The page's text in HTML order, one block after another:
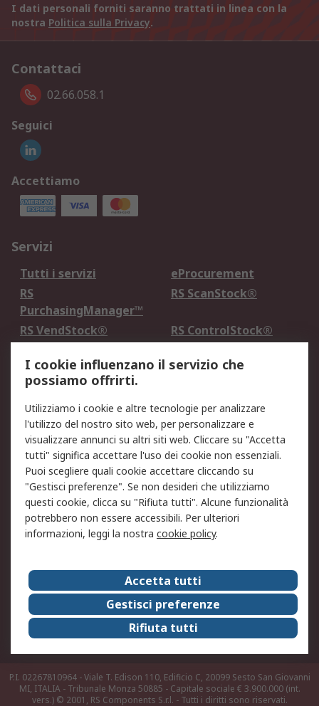
I dati personali forniti saranno trattati in linea con la
nostra Politica sulla Privacy.
Contattaci
02.66.058.1
Seguici
Accettiamo
Servizi
Tutti i servizi
eProcurement
RS
PurchasingManager™
RS ScanStock®
RS VendStock®
RS ControlStock®
Legale
Informativa Cookie
Informativa Privacy -
Aggiornata
Email Security
Termini d'uso
Condizioni di vendita
Condizioni generali di
servizio
Etica e responsabilità
Chi Siamo
Chi Siamo
Contattaci
Supporto
ESG
Carriere
RS Group
Press Centre
Discovery: il Blog di RS
P.I. 02267810964 - Viale T. Edison 110, Edificio C, 20099 Sesto San Giovanni
MI, ITALIA - Tribunale Monza 50885 - Capitale sociale € 3.900.000 (int.
vers.) © 2001, RS Components S.r.l. - Tutti i diritti sono riservati.
I cookie influenzano il servizio che
possiamo offrirti.
Utilizziamo i cookie e altre tecnologie per analizzare
l'utilizzo del nostro sito web, per personalizzare e
visualizzare annunci su altri siti web. Cliccare su "Accetta
tutti" significa accettare l'uso dei cookie non essenziali.
Puoi scegliere quali cookie accettare cliccando su
"Gestisci preferenze". Se non desideri che utilizziamo
questi cookie, clicca su "Rifiuta tutti". Alcune funzionalità
potrebbero non essere accessibili. Per ulteriori
informazioni, leggi la nostra cookie policy.
Accetta tutti
Gestisci preferenze
Rifiuta tutti